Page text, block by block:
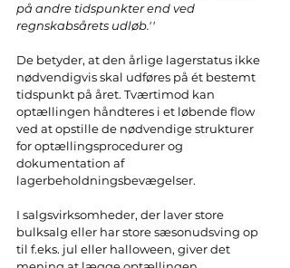
på andre tidspunkter end ved
regnskabsårets udløb.''
De betyder, at den årlige lagerstatus ikke
nødvendigvis skal udføres på ét bestemt
tidspunkt på året. Tværtimod kan
optællingen håndteres i et løbende flow
ved at opstille de nødvendige strukturer
for optællingsprocedurer og
dokumentation af
lagerbeholdningsbevægelser.
I salgsvirksomheder, der laver store
bulksalg eller har store sæsonudsving op
til f.eks. jul eller halloween, giver det